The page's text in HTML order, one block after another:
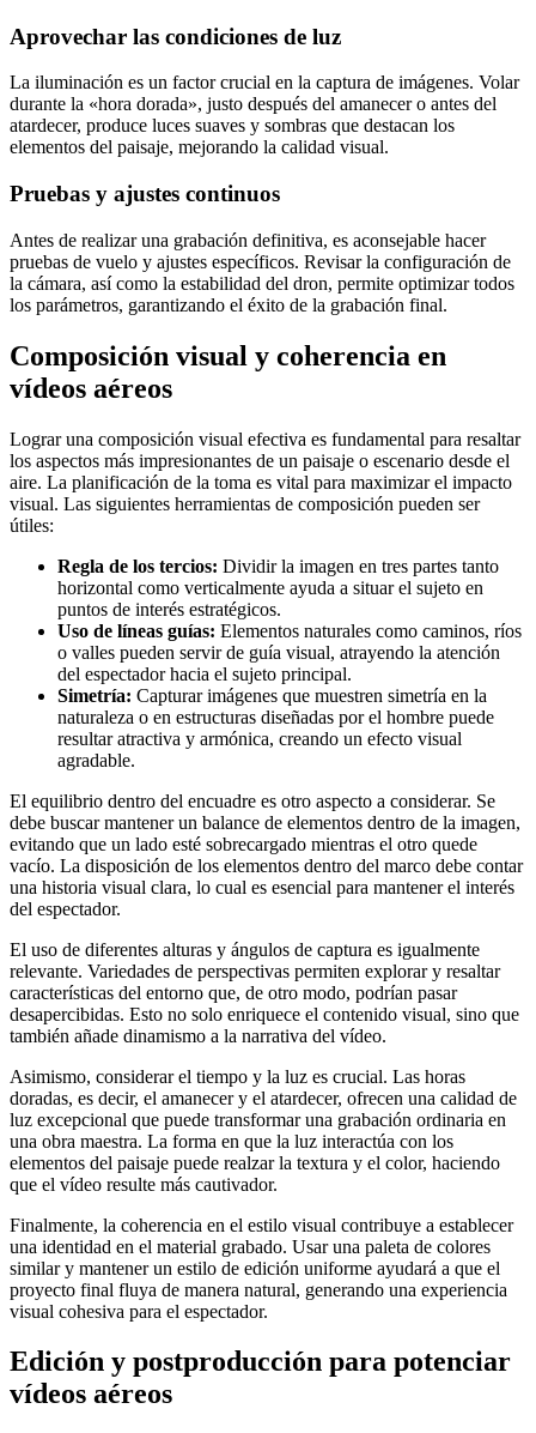
Aprovechar las condiciones de luz
La iluminación es un factor crucial en la captura de imágenes. Volar
durante la «hora dorada», justo después del amanecer o antes del
atardecer, produce luces suaves y sombras que destacan los
elementos del paisaje, mejorando la calidad visual.
Pruebas y ajustes continuos
Antes de realizar una grabación definitiva, es aconsejable hacer
pruebas de vuelo y ajustes específicos. Revisar la configuración de
la cámara, así como la estabilidad del dron, permite optimizar todos
los parámetros, garantizando el éxito de la grabación final.
Composición visual y coherencia en
vídeos aéreos
Lograr una composición visual efectiva es fundamental para resaltar
los aspectos más impresionantes de un paisaje o escenario desde el
aire. La planificación de la toma es vital para maximizar el impacto
visual. Las siguientes herramientas de composición pueden ser
útiles:
Regla de los tercios: Dividir la imagen en tres partes tanto
horizontal como verticalmente ayuda a situar el sujeto en
puntos de interés estratégicos.
Uso de líneas guías: Elementos naturales como caminos, ríos
o valles pueden servir de guía visual, atrayendo la atención
del espectador hacia el sujeto principal.
Simetría: Capturar imágenes que muestren simetría en la
naturaleza o en estructuras diseñadas por el hombre puede
resultar atractiva y armónica, creando un efecto visual
agradable.
El equilibrio dentro del encuadre es otro aspecto a considerar. Se
debe buscar mantener un balance de elementos dentro de la imagen,
evitando que un lado esté sobrecargado mientras el otro quede
vacío. La disposición de los elementos dentro del marco debe contar
una historia visual clara, lo cual es esencial para mantener el interés
del espectador.
El uso de diferentes alturas y ángulos de captura es igualmente
relevante. Variedades de perspectivas permiten explorar y resaltar
características del entorno que, de otro modo, podrían pasar
desapercibidas. Esto no solo enriquece el contenido visual, sino que
también añade dinamismo a la narrativa del vídeo.
Asimismo, considerar el tiempo y la luz es crucial. Las horas
doradas, es decir, el amanecer y el atardecer, ofrecen una calidad de
luz excepcional que puede transformar una grabación ordinaria en
una obra maestra. La forma en que la luz interactúa con los
elementos del paisaje puede realzar la textura y el color, haciendo
que el vídeo resulte más cautivador.
Finalmente, la coherencia en el estilo visual contribuye a establecer
una identidad en el material grabado. Usar una paleta de colores
similar y mantener un estilo de edición uniforme ayudará a que el
proyecto final fluya de manera natural, generando una experiencia
visual cohesiva para el espectador.
Edición y postproducción para potenciar
vídeos aéreos